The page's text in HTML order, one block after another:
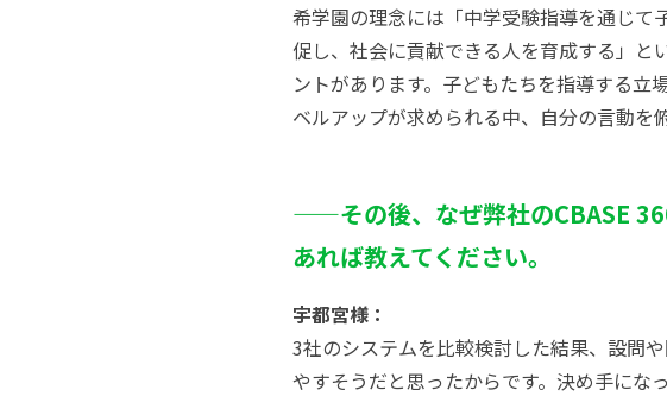
希学園の理念には「中学受験指導を通じて
促し、社会に貢献できる人を育成する」と
ントがあります。子どもたちを指導する立
ベルアップが求められる中、自分の言動を
——その後、 なぜ弊社のCBASE
あれば教えてください。
宇都宮様：
3社のシステムを比較検討した結果、設問
やすそうだと思ったからです。決め手にな